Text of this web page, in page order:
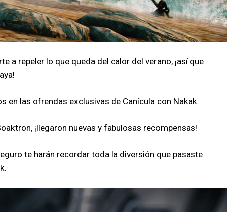
a repeler lo que queda del calor del verano, ¡así que
en las ofrendas exclusivas de Canícula con Nakak.
¡llegaron nuevas y fabulosas recompensas!
te harán recordar toda la diversión que pasaste